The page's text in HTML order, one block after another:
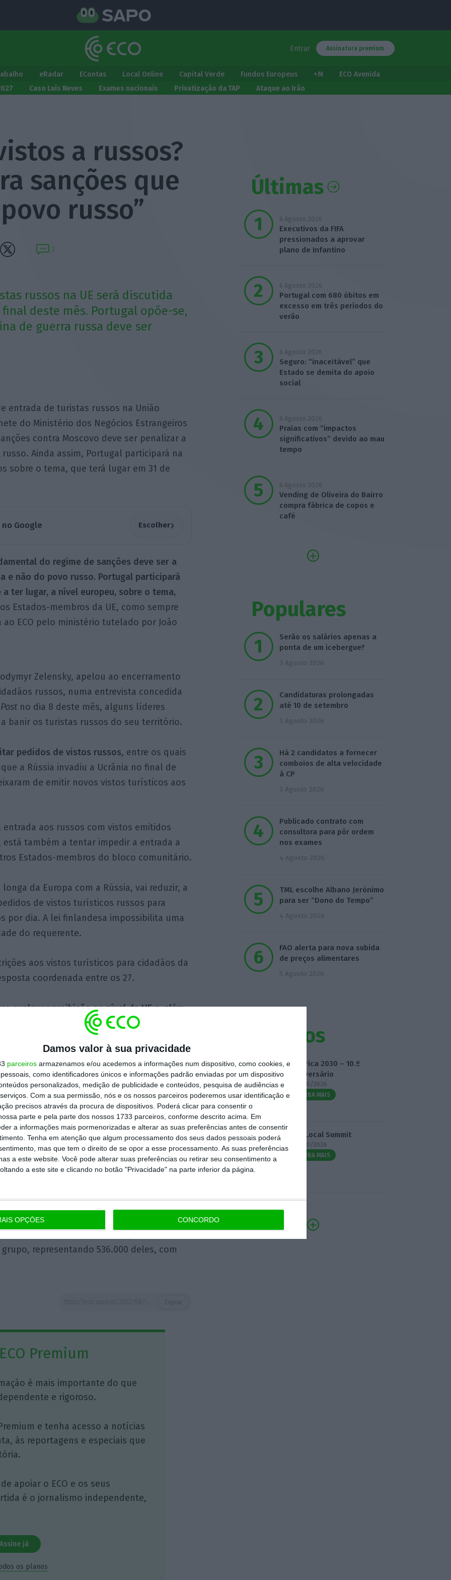
Damos valor à sua privacidade
parceiros armazenamos e/ou acedemos a informações num dispositivo, como cookies, e
como identificadores únicos e informações padrão enviadas por um dispositivo
personalizados, medição de publicidade e conteúdos, pesquisa de audiências e
Com a sua permissão, nós e os nossos parceiros poderemos usar identificação e
precisos através da procura de dispositivos. Poderá clicar para consentir o
parte e pela parte dos nossos 1733 parceiros, conforme descrito acima. Em
a informações mais pormenorizadas e alterar as suas preferências antes de consentir
Tenha em atenção que algum processamento dos seus dados pessoais poderá
mas que tem o direito de se opor a esse processamento. As suas preferências
a este website. Você pode alterar suas preferências ou retirar seu consentimento a
a este site e clicando no botão "Privacidade" na parte inferior da página.
OPÇÕES CONCORDO
Entrar Assinatura premium
eRadar EContas Local Online Capital Verde Fundos Europeus +M
ECO Avenida
Caso Luís Neves Exames nacionais Privatização da TAP Ataque ao Irão
a russos?
sanções que
russo”
2
russos na UE será discutida
deste mês. Portugal opõe-se,
de guerra russa deve ser
entrada de turistas russos na União
do Ministério dos Negócios Estrangeiros
contra Moscovo deve ser penalizar a
Ainda assim, Portugal participará na
sobre o tema, que terá lugar em 31 de
Google Escolher›
do regime de sanções deve ser a
e não do povo russo. Portugal participará
ter lugar, a nível europeu, sobre o tema,
Estados-membros da UE, como sempre
ECO pelo ministério tutelado por João
Zelensky, apelou ao encerramento
russos, numa entrevista concedida
no dia 8 deste mês, alguns líderes
banir os turistas russos do seu território.
pedidos de vistos russos, entre os quais
a Rússia invadiu a Ucrânia no final de
de emitir novos vistos turísticos aos
aos russos com vistos emitidos
também a tentar impedir a entrada a
Estados-membros do bloco comunitário.
da Europa com a Rússia, vai reduzir, a
de vistos turísticos russos para
por dia. A lei finlandesa impossibilita uma
do requerente.
aos vistos turísticos para cidadãos da
coordenada entre os 27.
qualquer proibição ao nível da UE e, além
a Alemanha
. No início desta semana, o
é a guerra do povo russo, mas é a guerra
porque estão em desacordo com o
numa conferência de imprensa em Oslo.
deverá ser discutida numa reunião
27 Estados-membros, a decorrer em
uma tomada de posição unificada sobre a
cidadãos russos.
nos 26 países do Espaço Schengen – 22
e Islândia, Noruega, Suíça e
até 90 dias num período de 180 dias.
cerca de três milhões de pedidos de
representando 536.000 deles, com
Premium
é mais importante do que
e rigoroso.
e tenha acesso a notícias
às reportagens e especiais que
apoiar o ECO e os seus
é o jornalismo independente,
Assine já
os planos
Últimas
6 Agosto 2026
Executivos da FIFA
pressionados a aprovar
plano de Infantino
6 Agosto 2026
Portugal com 680 óbitos em
excesso em três períodos do
verão
6 Agosto 2026
Seguro: “inaceitável” que
Estado se demita do apoio
social
6 Agosto 2026
Praias com “impactos
significativos” devido ao mau
tempo
6 Agosto 2026
Vending de Oliveira do Bairro
compra fábrica de copos e
café
Populares
Serão os salários apenas a
ponta de um icebergue?
3 Agosto 2026
Candidaturas prolongadas
até 10 de setembro
3 Agosto 2026
Há 2 candidatos a fornecer
comboios de alta velocidade
à CP
3 Agosto 2026
Publicado contrato com
consultora para pôr ordem
nos exames
4 Agosto 2026
TML escolhe Albano Jerónimo
para ser “Dono do Tempo”
4 Agosto 2026
FAO alerta para nova subida
de preços alimentares
5 Agosto 2026
Eventos
Fábrica 2030 – 10.º
Aniversário
14/10/2026
SAIBA MAIS
3.º Local Summit
07/10/2026
SAIBA MAIS